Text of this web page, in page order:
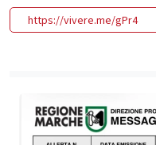
https://vivere.me/gPr4